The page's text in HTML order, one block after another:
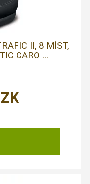
II, 8 MÍST,
CARO ...